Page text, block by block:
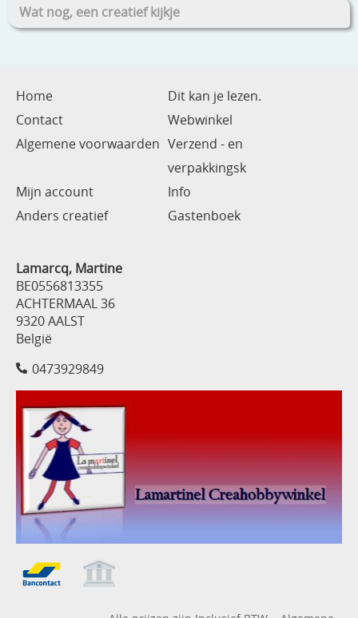
Wat nog, een creatief kijkje
Home
Dit kan je lezen.
Contact
Webwinkel
Algemene voorwaarden Verzend - en
verpakkingsk
Mijn account
Info
Anders creatief
Gastenboek
Lamarcq, Martine
BE0556813355
ACHTERMAAL 36
9320 AALST
België
0473929849